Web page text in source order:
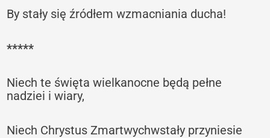
By stały się źródłem wzmacniania ducha!
*****
Niech te święta wielkanocne będą pełne
nadziei i wiary,
Niech Chrystus Zmartwychwstały przyniesie